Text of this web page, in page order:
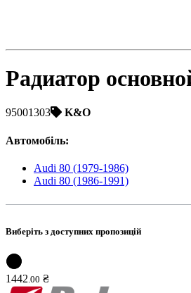
Радиатор
95001303 K&O
Автомобіль:
Audi 80 (1979-1986)
Audi 80 (1986-1991)
Виберіть з доступних пропозицій
1442.00 ₴